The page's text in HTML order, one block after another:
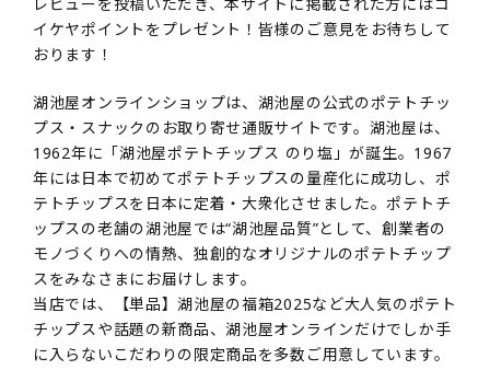
イケヤポイントをプレゼント！皆様のご意見をお待ちして
おります！
湖池屋オンラインショップは、湖池屋の公式のポテトチッ
プス・スナックのお取り寄せ通販サイトです。湖池屋は、
1962年に「湖池屋ポテトチップス のり塩」が誕生。1967
年には日本で初めてポテトチップスの量産化に成功し、ポ
テトチップスを日本に定着・大衆化させました。ポテトチ
ップスの老舗の湖池屋では“湖池屋品質”として、創業者の
モノづくりへの情熱、独創的なオリジナルのポテトチップ
スをみなさまにお届けします。
当店では、【単品】湖池屋の福箱2025など大人気のポテト
チップスや話題の新商品、湖池屋オンラインだけでしか手
に入らないこだわりの限定商品を多数ご用意しています。